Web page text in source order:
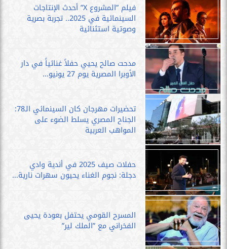
فيلم ”المشروع X” أحدث الإنتاجات
السينمائية في 2025.. تجربة بصرية
وصوتية استثنائية
مدحت صالح يحيي حفلاً غنائياً في دار
الأوبرا المصرية يوم 27 يونيو...
تحضيرات مهرجان كان السينمائي الـ78:
الجناح المصري يسلط الضوء على
المواهب العربية
حفلات صيف 2025 في أندية وادي
دجلة: نجوم الغناء يحيون سهرات نارية...
المسرح القومي يحتفل بعودة يحيى
الفخراني مع ”الملك لير”